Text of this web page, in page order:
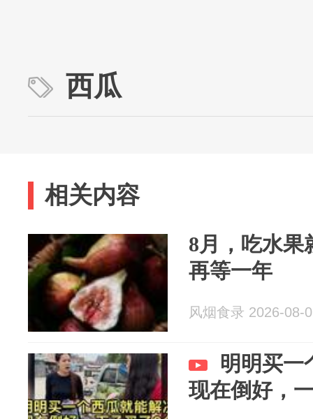
西瓜
相关内容
8月，吃水果
再等一年
风烟食录 2026-08-
明明买一
现在倒好，